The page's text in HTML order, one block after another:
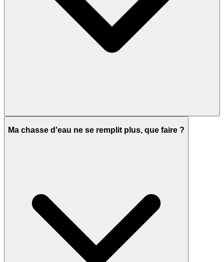
Ma chasse d'eau ne se remplit plus, que faire ?